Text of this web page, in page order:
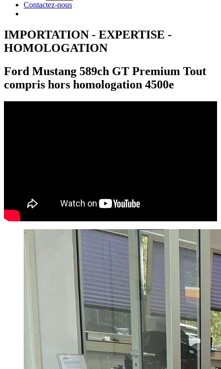
Contactez-nous
IMPORTATION - EXPERTISE -
HOMOLOGATION
Ford Mustang 589ch GT Premium Tout
compris hors homologation 4500e